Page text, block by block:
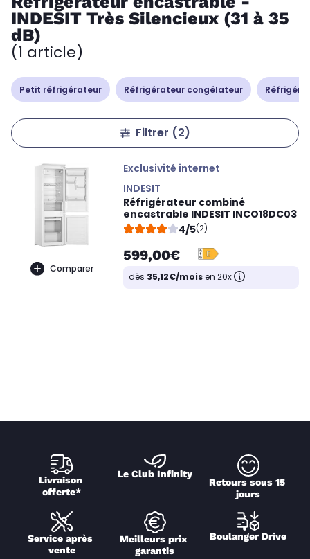
INDESIT Très Silencieux (31 à 35
dB)
(1 article)
Petit réfrigérateur Réfrigérateur congélateur
Filtrer (2)
Comparer
Exclusivité internet
INDESIT
Réfrigérateur combiné
encastrable INDESIT INCO18DC03
4/5(2)
599,00€
dès 35,12€/moisen 20x
Livraison
offerte*
Le Club Infinity
Retours sous 15
jours
Service après
vente
Meilleurs prix
garantis
Boulanger Drive